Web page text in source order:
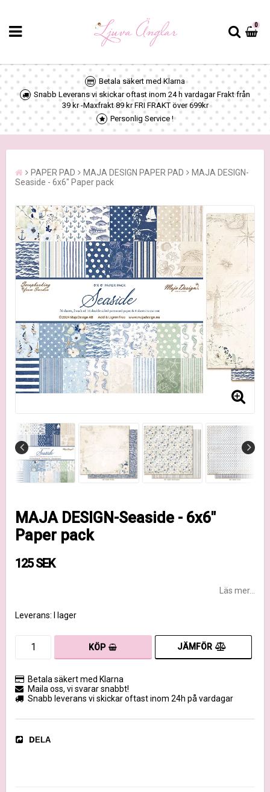
0
Betala säkert med Klarna
Snabb Leverans vi skickar oftast inom 24 h vardagar Frakt från
39 kr -Maxfrakt 89 kr FRI FRAKT över 699kr
Personlig Service !
PAPER PAD MAJA DESIGN PAPER PAD
MAJA DESIGN-
Seaside - 6x6" Paper pack
MAJA DESIGN-Seaside - 6x6"
Paper pack
125 SEK
Läs mer...
Leverans: I lager
KÖP JÄMFÖR
Betala säkert med Klarna
Maila oss, vi svarar snabbt!
Snabb leverans vi skickar oftast inom 24h på vardagar
DELA